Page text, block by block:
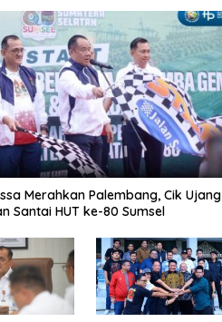
Merahkan Palembang, Cik Ujang
Santai HUT ke-80 Sumsel